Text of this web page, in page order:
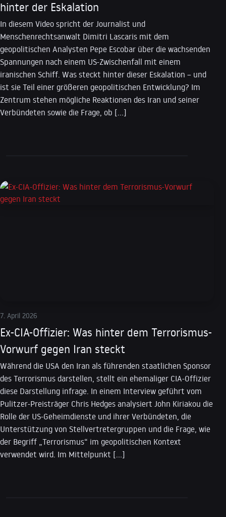
hinter der Eskalation
In diesem Video spricht der Journalist und
Menschenrechtsanwalt Dimitri Lascaris mit dem
geopolitischen Analysten Pepe Escobar über die wachsenden
Spannungen nach einem US-Zwischenfall mit einem
iranischen Schiff. Was steckt hinter dieser Eskalation – und
ist sie Teil einer größeren geopolitischen Entwicklung? Im
Zentrum stehen mögliche Reaktionen des Iran und seiner
Verbündeten sowie die Frage, ob […]
7. April 2026
Ex-CIA-Offizier: Was hinter dem Terrorismus-
Vorwurf gegen Iran steckt
Während die USA den Iran als führenden staatlichen Sponsor
des Terrorismus darstellen, stellt ein ehemaliger CIA-Offizier
diese Darstellung infrage. In einem Interview geführt vom
Pulitzer-Preisträger Chris Hedges analysiert John Kiriakou die
Rolle der US-Geheimdienste und ihrer Verbündeten, die
Unterstützung von Stellvertretergruppen und die Frage, wie
der Begriff „Terrorismus“ im geopolitischen Kontext
verwendet wird. Im Mittelpunkt […]